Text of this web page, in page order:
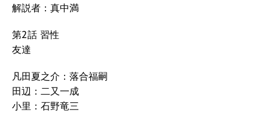
解説者：真中満
第2話 習性
友達
凡田夏之介：落合福嗣
田辺：二又一成
小里：石野竜三